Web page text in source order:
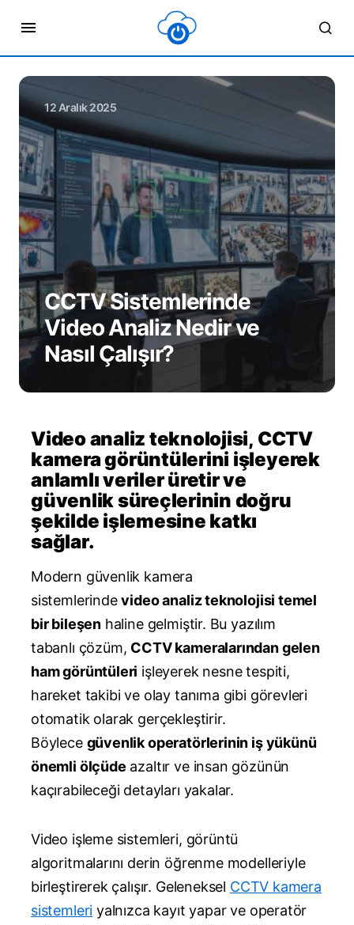
12 Aralık 2025
CCTV Sistemlerinde
Video Analiz Nedir ve
Nasıl Çalışır?
Video analiz teknolojisi, CCTV
kamera görüntülerini işleyerek
anlamlı veriler üretir ve
güvenlik süreçlerinin doğru
şekilde işlemesine katkı
sağlar.
Modern güvenlik kamera
sistemlerindevideo analiz teknolojisi temel
bir bileşen haline gelmiştir. Bu yazılım
tabanlı çözüm, CCTV kameralarından gelen
ham görüntüleri işleyerek nesne tespiti,
hareket takibi ve olay tanıma gibi görevleri
otomatik olarak gerçekleştirir.
Böylece güvenlik operatörlerinin iş yükünü
önemli ölçüde azaltır ve insan gözünün
kaçırabileceği detayları yakalar.
Video işleme sistemleri, görüntü
algoritmalarını derin öğrenme modelleriyle
birleştirerek çalışır. Geleneksel CCTV kamera
sistemleri yalnızca kayıt yapar ve operatör